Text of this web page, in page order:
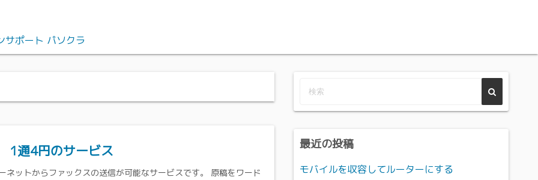
サポート パソクラ
通4円のサービス
ネットからファックスの送信が可能なサービスです。 原稿をワード
最近の投稿
モバイルを収容してルーターにする